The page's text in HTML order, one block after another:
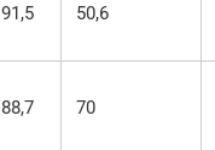
91,5 50,6
88,7 70